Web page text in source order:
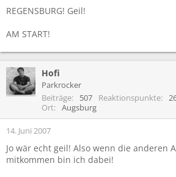
REGENSBURG! Geil!
AM START!
Hofi
Parkrocker
Beiträge
507 Reaktionspunkte
Ort
Augsburg
14. Juni 2007
Jo wär echt geil! Also wenn die anderen
mitkommen bin ich dabei!